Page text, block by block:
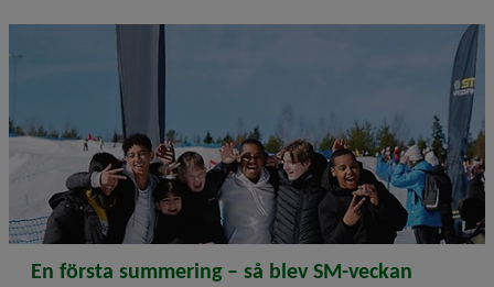
2026-04-01
En första summering – så blev SM-veckan